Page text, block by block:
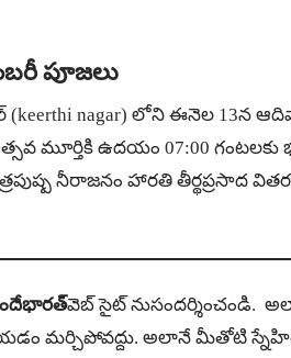
పూజ‌లు
(keerthi nagar) లోని ఈనెల
మూర్తికి ఉదయం 07:00
నీరాజనం హారతి తీర్థప్రసాద
వెబ్ సైట్ నుసందర్శించండి.
మర్చిపోవద్దు. అలానే మీతోటి